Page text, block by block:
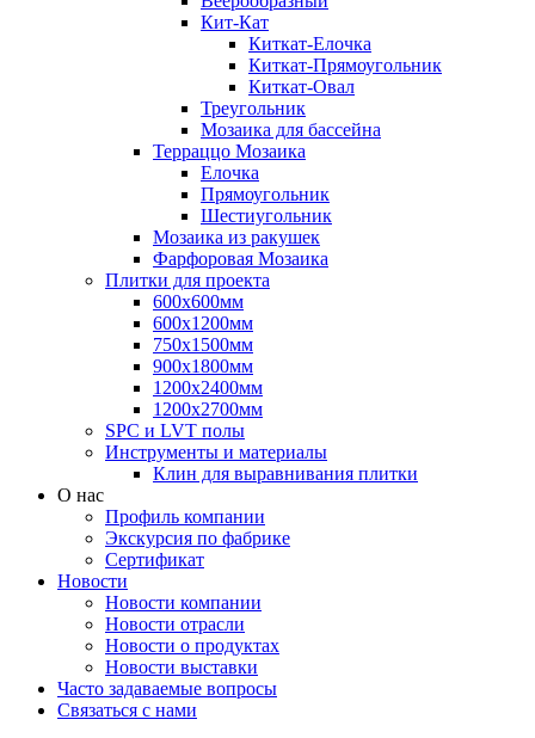
Кит-Кат
Киткат-Елочка
Киткат-Прямоугольник
Киткат-Овал
Треугольник
Мозаика для бассейна
Терраццо Мозаика
Елочка
Прямоугольник
Шестиугольник
Мозаика из ракушек
Фарфоровая Мозаика
Плитки для проекта
600х600мм
600х1200мм
750х1500мм
900х1800мм
1200х2400мм
1200х2700мм
SPC и LVT полы
Инструменты и материалы
Клин для выравнивания плитки
О нас
Профиль компании
Экскурсия по фабрике
Сертификат
Новости
Новости компании
Новости отрасли
Новости о продуктах
Новости выставки
Часто задаваемые вопросы
Связаться с нами